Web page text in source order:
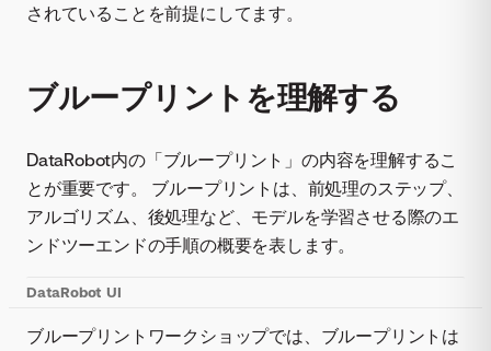
されていることを前提にしてます。
ブループリントを理解する
DataRobot内の「ブループリント」の内容を理解するこ
とが重要です。 ブループリントは、前処理のステップ、
アルゴリズム、後処理など、モデルを学習させる際のエ
ンドツーエンドの手順の概要を表します。
DataRobot UI
ブループリントワークショップでは、ブループリントは